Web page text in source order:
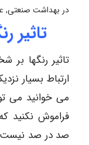
در بهداشت صنعتی,
تاثیر
تاثیر رنگها
ارتباط بسیار
می خوانید می
فراموش نکنید
صد در صد